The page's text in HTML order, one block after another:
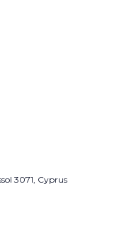
3071, Cyprus